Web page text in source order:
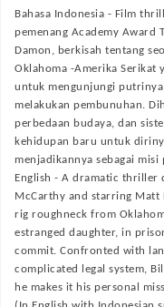
Bahasa Indonesia - Film
pemenang Academy Award
Damon, berkisah tentang
Oklahoma -Amerika Serikat
untuk mengunjungi
melakukan pembunuhan.
perbedaan budaya, dan
kehidupan baru untuk
menjadikannya sebagai
English - A dramatic thriller
McCarthy and starring Matt
rig roughneck from
estranged daughter, in
commit. Confronted with
complicated legal system,
he makes it his personal